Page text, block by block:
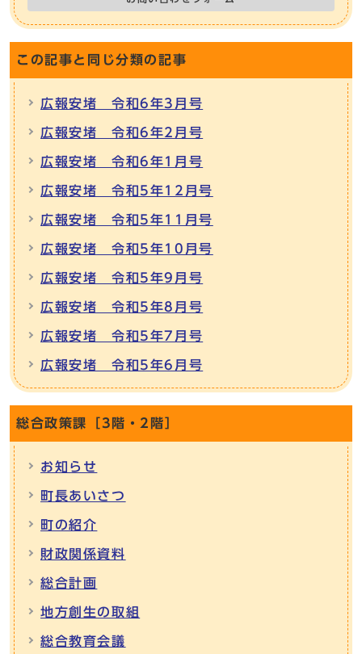
この記事と同じ分類の記事
広報安堵 令和6年3月号
広報安堵 令和6年2月号
広報安堵 令和6年1月号
広報安堵 令和5年12月号
広報安堵 令和5年11月号
広報安堵 令和5年10月号
広報安堵 令和5年9月号
広報安堵 令和5年8月号
広報安堵 令和5年7月号
広報安堵 令和5年6月号
総合政策課［3階・2階］
お知らせ
町長あいさつ
町の紹介
財政関係資料
総合計画
地方創生の取組
総合教育会議